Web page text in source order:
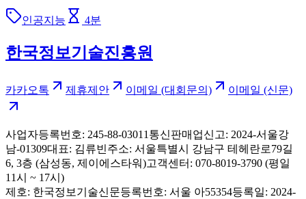
인공지능 4분
한국정보기술진흥원
카카오톡 제휴제안 이메일 (대회문의) 이메일 (신문)
사업자등록번호: 245-88-03011 통신판매업신고: 2024-서울강
남-01309대표: 김류빈주소: 서울특별시 강남구 테헤란로79길
6, 3층 (삼성동, 제이에스타워)고객센터: 070-8019-3790 (평일
11시 ~ 17시)
제호: 한국정보기술신문등록번호: 서울 아55354등록일: 2024-